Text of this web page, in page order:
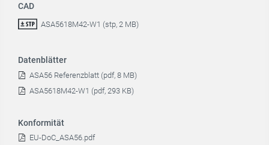
CAD
ASA5618M42-W1 (stp, 2 MB)
Datenblätter
ASA56 Referenzblatt (pdf, 8 MB)
ASA5618M42-W1 (pdf, 293 KB)
Konformität
EU-DoC_ASA56.pdf